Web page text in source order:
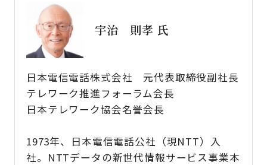
宇治 則孝 氏
日本電信電話株式会社 元代表取締役副社長
テレワーク推進フォーラム会長
日本テレワーク協会名誉会長
1973年、日本電信電話公社（現NTT）入
社。NTTデータの新世代情報サービス事業本